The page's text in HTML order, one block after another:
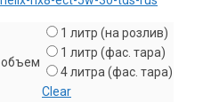
объем
1 литр (на розлив)
1 литр (фас. тара)
4 литра (фас. тара)
Clear